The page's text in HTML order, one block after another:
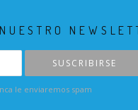
SUSCRIBIRSE
le enviaremos spam